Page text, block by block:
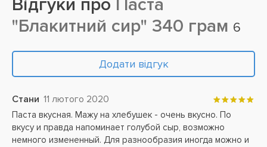
Відгуки про Паста
"Блакитний сир" 340 грам 6
Додати відгук
Стани 11 лютого 2020
Паста вкусная. Мажу на хлебушек - очень вкусно. По
вкусу и правда напоминает голубой сыр, возможно
немного измененный. Для разнообразия иногда можно и